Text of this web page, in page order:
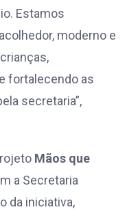
Estamos
moderno e
fortalecendo as
secretaria”,
Mãos que
a Secretaria
da iniciativa,